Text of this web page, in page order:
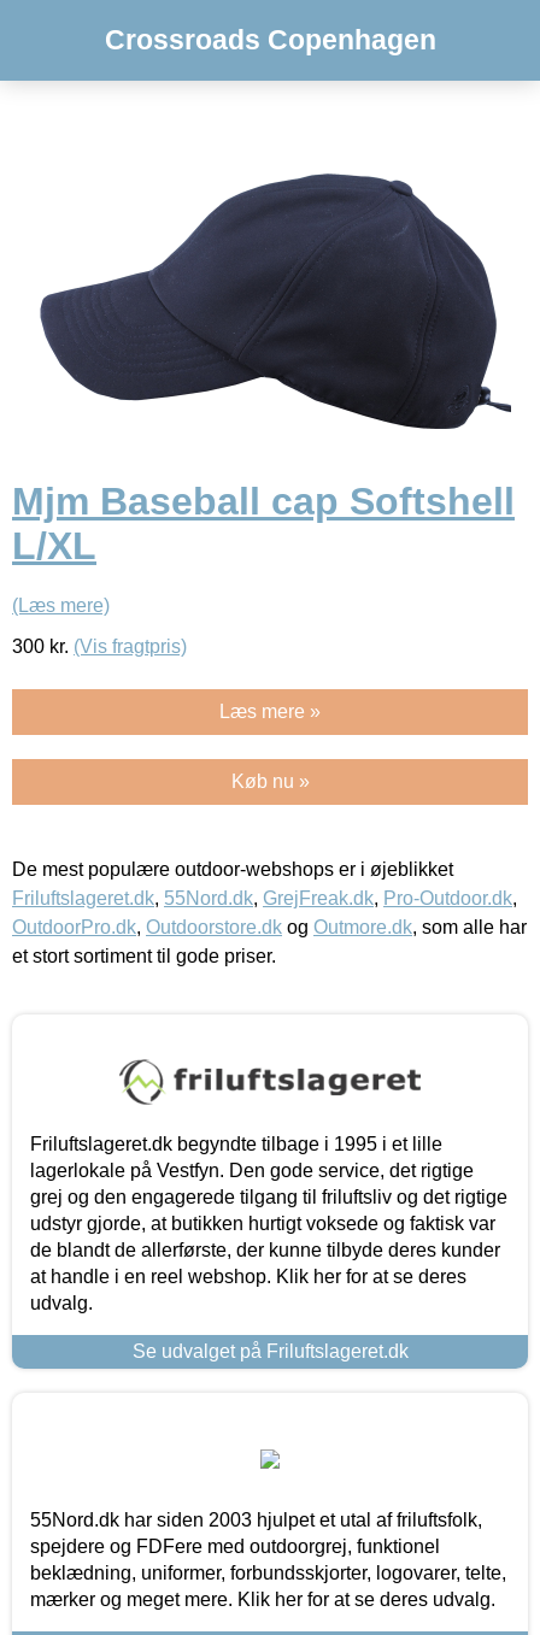
Crossroads Copenhagen
Mjm Baseball cap Softshell
L/XL
(Læs mere)
300 kr. (Vis fragtpris)
Læs mere »
Køb nu »
De mest populære outdoor-webshops er i øjeblikket
Friluftslageret.dk, 55Nord.dk, GrejFreak.dk, Pro-Outdoor.dk,
OutdoorPro.dk, Outdoorstore.dk og Outmore.dk, som alle har
et stort sortiment til gode priser.
Friluftslageret.dk begyndte tilbage i 1995 i et lille
lagerlokale på Vestfyn. Den gode service, det rigtige
grej og den engagerede tilgang til friluftsliv og det rigtige
udstyr gjorde, at butikken hurtigt voksede og faktisk var
de blandt de allerførste, der kunne tilbyde deres kunder
at handle i en reel webshop. Klik her for at se deres
udvalg.
Se udvalget på Friluftslageret.dk
55Nord.dk har siden 2003 hjulpet et utal af friluftsfolk,
spejdere og FDFere med outdoorgrej, funktionel
beklædning, uniformer, forbundsskjorter, logovarer, telte,
mærker og meget mere. Klik her for at se deres udvalg.